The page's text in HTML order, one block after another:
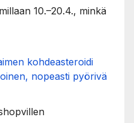
10.–20.4., minkä
kohdeasteroidi
nopeasti pyörivä